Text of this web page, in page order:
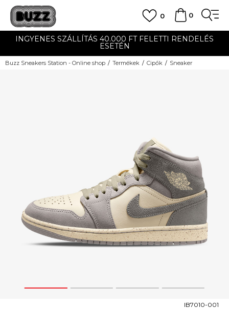
0
0
INGYENES SZÁLLÍTÁS 40.000 FT FELETTI RENDELÉS
ESETÉN
Buzz Sneakers Station - Online shop Termékek Cipők Sneaker
1 2 3 4
IB7010-001